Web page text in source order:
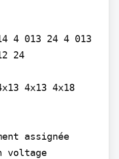
4 013 24 4 013
24
4x13 4x18
assignée
voltage